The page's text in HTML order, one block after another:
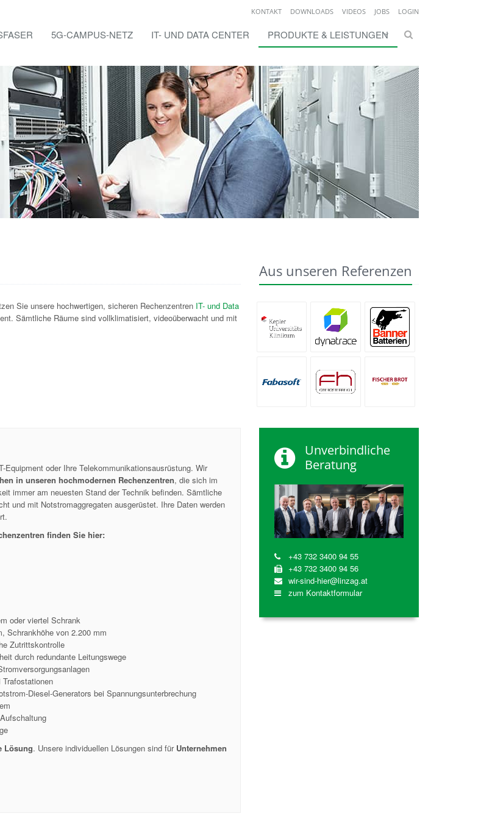
KONTAKT DOWNLOADS VIDEOS JOBS LOGIN
5G-CAMPUS-NETZ IT- UND DATA CENTER PRODUKTE & LEISTUNGEN
Sie unsere hochwertigen, sicheren Rechenzentren IT- und Data
Sämtliche Räume sind vollklimatisiert, videoüberwacht und mit
Aus unseren Referenzen
AKh Linz Dynatrace Banner
Batterien
Fabasoft FH
Oberösterreich Fischer Brot
oder Ihre Telekommunikationsausrüstung. Wir
in unseren hochmodernen Rechenzentren, die sich im
immer am neuesten Stand der Technik befinden. Sämtliche
und mit Notstromaggregaten ausgerüstet. Ihre Daten werden
finden Sie hier:
oder viertel Schrank
Schrankhöhe von 2.200 mm
Zutrittskontrolle
durch redundante Leitungswege
Diesel-Generators bei Spannungsunterbrechung
Lösung. Unsere individuellen Lösungen sind für Unternehmen
Unverbindliche
Beratung
+43 732 3400 94 55
+43 732 3400 94 56
wir-sind-hier@linzag.at
zum Kontaktformular